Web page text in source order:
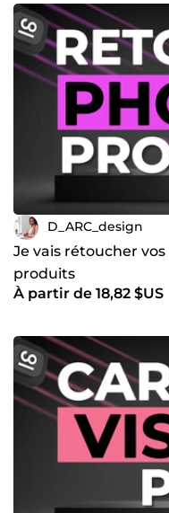
D_ARC_design
Je vais rétoucher
produits
À partir de 18,82 $US